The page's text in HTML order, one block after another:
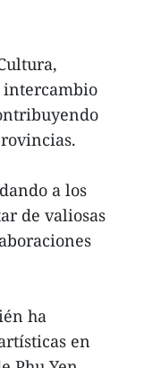
intercambio
a los
de valiosas
ha
en